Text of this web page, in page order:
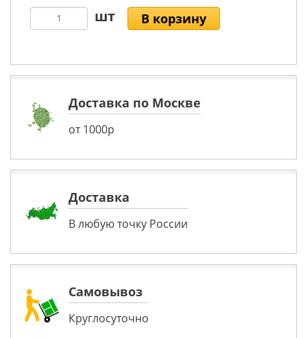
В корзину
Доставка по Москве
от 1000р
Доставка
В любую точку России
Самовывоз
Круглосуточно